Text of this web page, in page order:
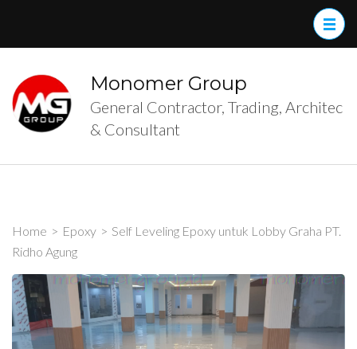
(Press
Enter)
Monomer Group
General Contractor, Trading, Architec
& Consultant
Home > Epoxy > Self Leveling Epoxy untuk Lobby Graha PT.
Ridho Agung